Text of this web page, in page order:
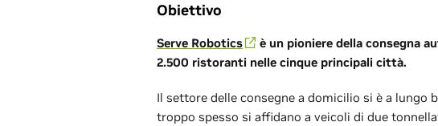
Obiettivo
Serve Robotics è un pioniere della consegna
2.500 ristoranti nelle cinque principali città.
Il settore delle consegne a domicilio si è a
troppo spesso si affidano a veicoli di due